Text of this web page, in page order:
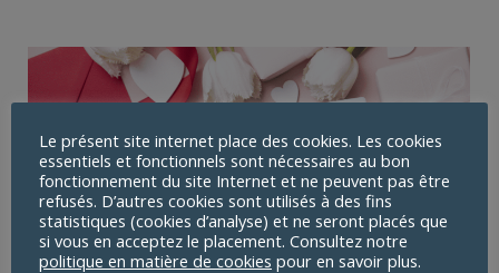
Le présent site internet place des cookies. Les cookies
essentiels et fonctionnels sont nécessaires au bon
fonctionnement du site Internet et ne peuvent pas être
refusés. D’autres cookies sont utilisés à des fins
statistiques (cookies d’analyse) et ne seront placés que
si vous en acceptez le placement. Consultez notre
politique en matière de cookies pour en savoir plus.